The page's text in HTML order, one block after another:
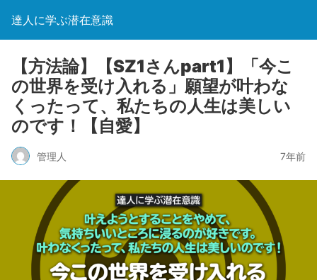
達人に学ぶ潜在意識
【方法論】【SZ1さんpart1】「今こ
の世界を受け入れる」願望が叶わな
くったって、私たちの人生は美しい
のです！【自愛】
管理人 7年前